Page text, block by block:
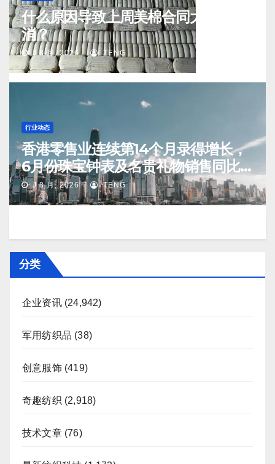
什么原因导致上周美棉合同大量取
消？
J 8 月, 2026 TENG
行业动态
香港零售业连续第14个月录得增长，
6月份珠宝钟表及名贵礼物销售同比
升20.1%
J 8 月, 2026 TENG
分类
企业资讯(24,942)
军用纺织品 (38)
创意服饰(419)
奇趣纺织 (2,918)
技术文章(76)